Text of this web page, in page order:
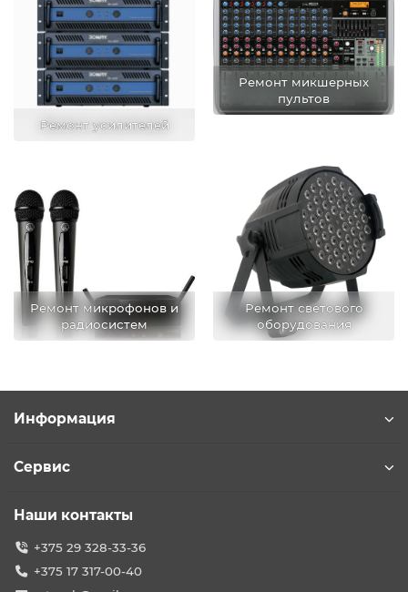
Ремонт усилителей
Ремонт микшерных
пультов
Ремонт микрофонов и
радиосистем
Ремонт светового
оборудования
Информация
Сервис
Наши контакты
+375 29 328-33-36
+375 17 317-00-40